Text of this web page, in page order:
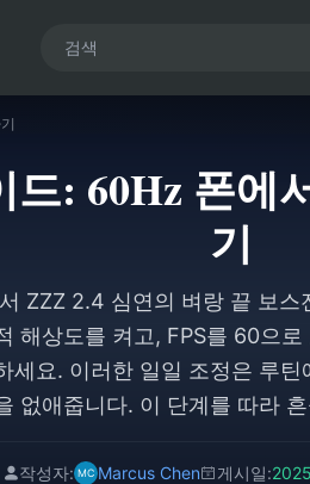
: 60Hz 폰에
기
ZZZ 2.4 심연의 벼랑 끝 보
해상도를 켜고, FPS를 60으
세요. 이러한 일일 조정은 루
없애줍니다. 이 단계를 따라
작성자: Marcus Chen 게시일: